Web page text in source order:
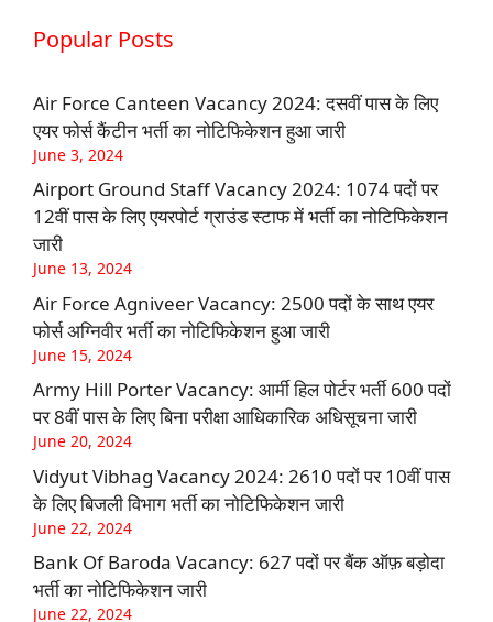
Popular Posts
Air Force Canteen Vacancy 2024: दसवीं पास के लिए
एयर फोर्स कैंटीन भर्ती का नोटिफिकेशन हुआ जारी
June 3, 2024
Airport Ground Staff Vacancy 2024: 1074 पदों पर
12वीं पास के लिए एयरपोर्ट ग्राउंड स्टाफ में भर्ती का नोटिफिकेशन
जारी
June 13, 2024
Air Force Agniveer Vacancy: 2500 पदों के साथ एयर
फोर्स अग्निवीर भर्ती का नोटिफिकेशन हुआ जारी
June 15, 2024
Army Hill Porter Vacancy: आर्मी हिल पोर्टर भर्ती 600 पदों
पर 8वीं पास के लिए बिना परीक्षा आधिकारिक अधिसूचना जारी
June 20, 2024
Vidyut Vibhag Vacancy 2024: 2610 पदों पर 10वीं पास
के लिए बिजली विभाग भर्ती का नोटिफिकेशन जारी
June 22, 2024
Bank Of Baroda Vacancy: 627 पदों पर बैंक ऑफ़ बड़ोदा
भर्ती का नोटिफिकेशन जारी
June 22, 2024